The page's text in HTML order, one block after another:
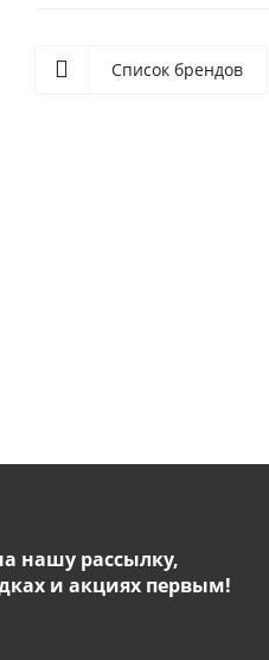
Список брендов
нашу рассылку,
и акциях первым!